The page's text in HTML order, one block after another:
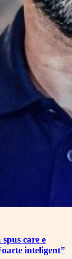
care e
inteligent”